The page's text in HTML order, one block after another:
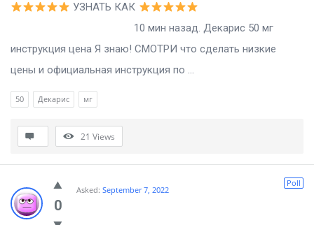
УЗНАТЬ КАК
10 мин назад. Декарис 50 мг
инструкция цена Я знаю! СМОТРИ что сделать низкие
цены и официальная инструкция по ...
50 Декарис мг
21 Views
0
Poll
Asked: September 7, 2022